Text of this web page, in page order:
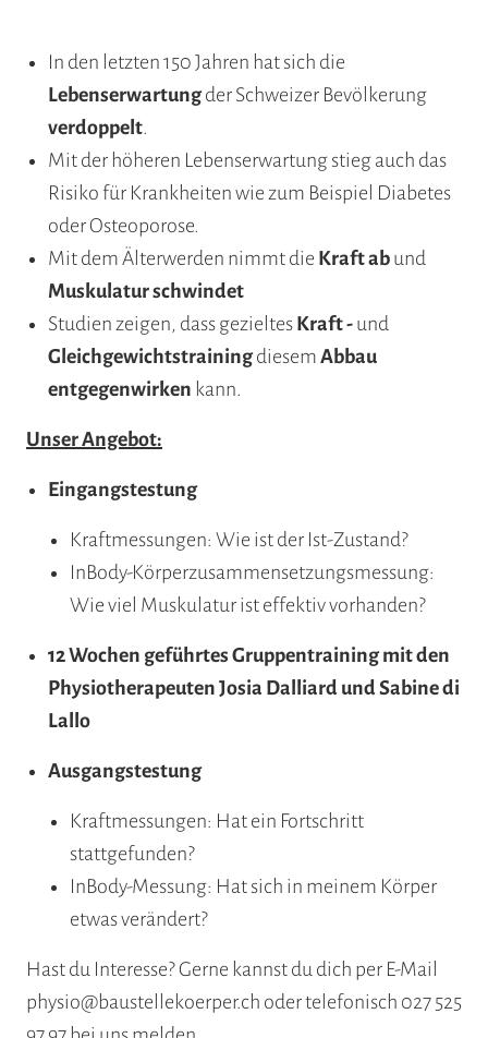
In den letzten 150 Jahren hat sich die
Lebenserwartungder Schweizer Bevölkerung
verdoppelt.
Mit der höheren Lebenserwartung stieg auch das
Risiko für Krankheiten wie zum Beispiel Diabetes
oder Osteoporose.
Mit dem Älterwerden nimmt die Kraft ab und
Muskulatur schwindet
Studien zeigen, dass gezieltes Kraft - und
Gleichgewichtstrainingdiesem Abbau
entgegenwirken kann.
Unser Angebot:
Eingangstestung
Kraftmessungen: Wie ist der Ist-Zustand?
InBody-Körperzusammensetzungsmessung:
Wie viel Muskulatur ist effektiv vorhanden?
12 Wochen geführtes Gruppentraining mit den
Physiotherapeuten Josia Dalliard und Sabine di
Lallo
Ausgangstestung
Kraftmessungen: Hat ein Fortschritt
stattgefunden?
InBody-Messung: Hat sich in meinem Körper
etwas verändert?
Hast du Interesse? Gerne kannst du dich per E-Mail
physio@baustellekoerper.ch oder telefonisch 027 525